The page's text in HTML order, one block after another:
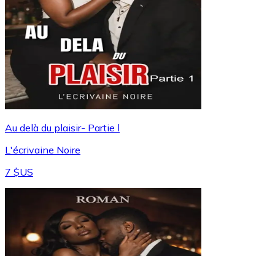
Au delà du plaisir- Partie l
L'écrivaine Noire
7 $US